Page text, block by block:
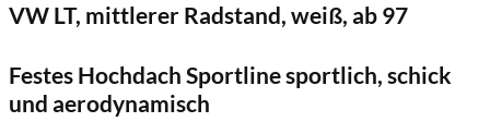
VW LT, mittlerer Radstand, weiß, ab 97
Festes Hochdach Sportline sportlich, schick
und aerodynamisch